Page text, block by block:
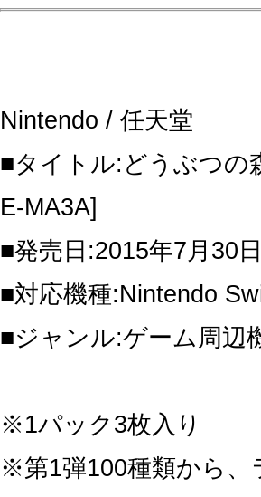
Nintendo / 任天堂
■タイトル:どうぶつの
E-MA3A]
■発売日:2015年7月30
■対応機種:Nintendo
■ジャンル:ゲーム周辺
※1パック3枚入り
※第1弾100種類から、